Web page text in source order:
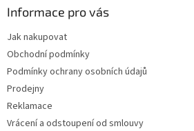
Informace pro vás
Jak nakupovat
Obchodní podmínky
Podmínky ochrany osobních údajů
Prodejny
Reklamace
Vrácení a odstoupení od smlouvy